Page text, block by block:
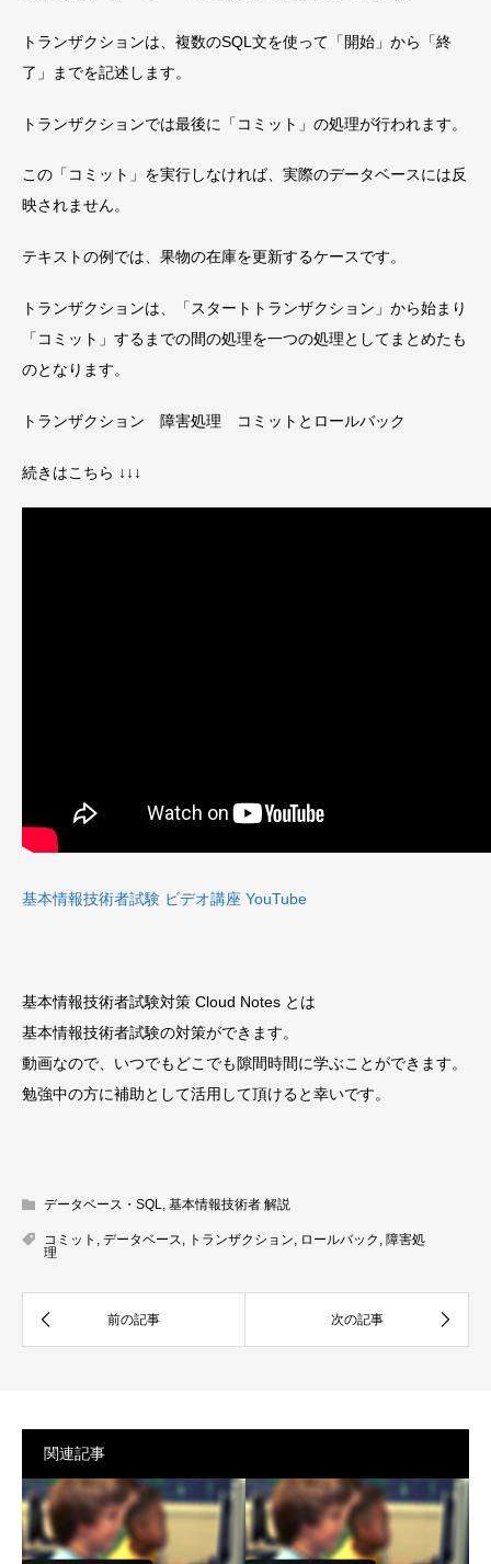
トランザクションは、複数のSQL文を使って「開始」から「終
了」までを記述します。
トランザクションでは最後に「コミット」の処理が行われます。
この「コミット」を実行しなければ、実際のデータベースには反
映されません。
テキストの例では、果物の在庫を更新するケースです。
トランザクションは、「スタートトランザクション」から始まり
「コミット」するまでの間の処理を一つの処理としてまとめたも
のとなります。
トランザクション 障害処理 コミットとロールバック
続きはこちら ↓↓↓
基本情報技術者試験 ビデオ講座 YouTube
基本情報技術者試験対策 Cloud Notes とは
基本情報技術者試験の対策ができます。
動画なので、いつでもどこでも隙間時間に学ぶことができます。
勉強中の方に補助として活用して頂けると幸いです。
データベース・SQL 基本情報技術者 解説
コミット データベース トランザクション ロールバック 障害処
理
関連記事